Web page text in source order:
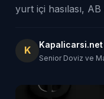
yurt içi hasılası,
K Kapalicarsi.net
Senior Doviz ve